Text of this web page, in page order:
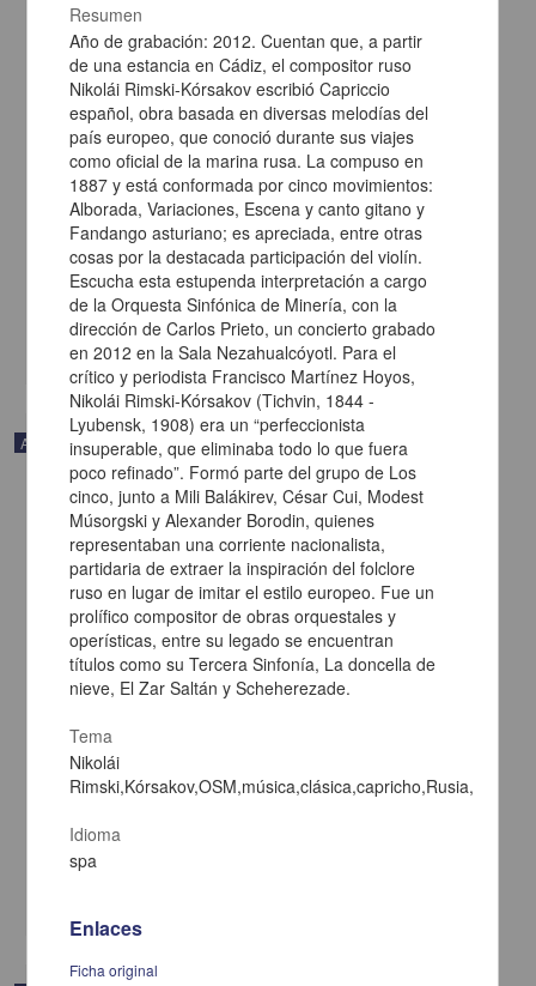
En voz de Silvia Molina
Molina, Silvia - Coordinación de Difusión Cultural, UNAM
2023-08-18
Artes y Humanidades
Audio
Historia de Alí Babá y los cuarenta ladrones
2023-08-07
Artes y Humanidades
Resumen
Año de grabación: 2012. Cuentan que, a partir
de una estancia en Cádiz, el compositor ruso
Nikolái Rimski-Kórsakov escribió Capriccio
español, obra basada en diversas melodías del
país europeo, que conoció durante sus viajes
como oficial de la marina rusa. La compuso en
1887 y está conformada por cinco movimientos:
Alborada, Variaciones, Escena y canto gitano y
Fandango asturiano; es apreciada, entre otras
cosas por la destacada participación del violín.
Escucha esta estupenda interpretación a cargo
de la Orquesta Sinfónica de Minería, con la
dirección de Carlos Prieto, un concierto grabado
en 2012 en la Sala Nezahualcóyotl. Para el
crítico y periodista Francisco Martínez Hoyos,
Nikolái Rimski-Kórsakov (Tichvin, 1844 -
Lyubensk, 1908) era un “perfeccionista
insuperable, que eliminaba todo lo que fuera
poco refinado”. Formó parte del grupo de Los
cinco, junto a Mili Balákirev, César Cui, Modest
Músorgski y Alexander Borodin, quienes
representaban una corriente nacionalista,
partidaria de extraer la inspiración del folclore
ruso en lugar de imitar el estilo europeo. Fue un
prolífico compositor de obras orquestales y
operísticas, entre su legado se encuentran
títulos como su Tercera Sinfonía, La doncella de
nieve, El Zar Saltán y Scheherezade.
Tema
Nikolái
Idioma
spa
Enlaces
Ficha original